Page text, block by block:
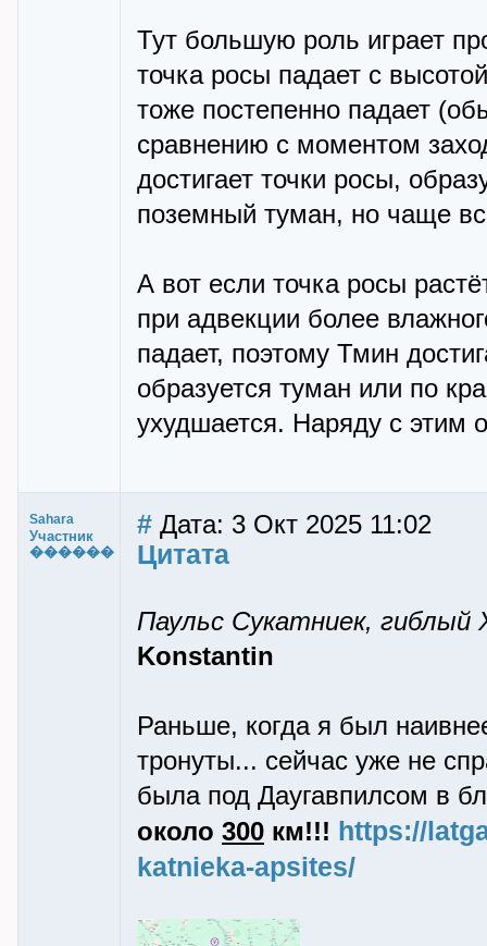
Тут большую роль играет
точка росы падает с
тоже постепенно падает
сравнению с моментом
достигает точки росы,
поземный туман, но чаще
А вот если точка росы
при адвекции более
падает, поэтому Тмин
образуется туман или по
ухудшается. Наряду с этим
Sahara
Участник
������
# Дата: 3 Окт 2025 11:02
Цитата
Паульс Сукатниек, гиблый
Konstantin
Раньше, когда я был
тронуты... сейчас уже не
была под Даугавпилсом в
около 300 км!!! https://
katnieka-apsites/